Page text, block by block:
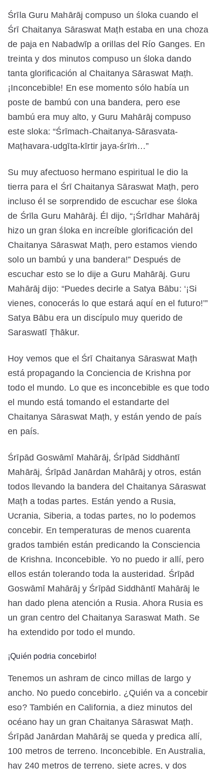
se
Oculta
en
Sri
Chaitanya
Saraswat
Śrīla Guru Mahārāj compuso un śloka cuando el
Śrī Chaitanya Sāraswat Maṭh estaba en una choza
de paja en Nabadwīp a orillas del Río Ganges. En
treinta y dos minutos compuso un śloka dando
tanta glorificación al Chaitanya Sāraswat Maṭh.
¡Inconcebible! En ese momento sólo había un
poste de bambú con una bandera, pero ese
bambú era muy alto, y Guru Mahārāj compuso
este sloka: “Śrīmach-Chaitanya-Sārasvata-
Maṭhavara-udgīta-kīrtir jaya-śrīṁ…”
Su muy afectuoso hermano espiritual le dio la
tierra para el Śrī Chaitanya Sāraswat Maṭh, pero
incluso él se sorprendido de escuchar ese śloka
de Śrīla Guru Mahārāj. Él dijo, “¡Śrīdhar Mahārāj
hizo un gran śloka en increíble glorificación del
Chaitanya Sāraswat Maṭh, pero estamos viendo
solo un bambú y una bandera!” Después de
escuchar esto se lo dije a Guru Mahārāj. Guru
Mahārāj dijo: “Puedes decirle a Satya Bābu: ‘¡Si
vienes, conocerás lo que estará aquí en el futuro!’”
Satya Bābu era un discípulo muy querido de
Saraswatī Ṭhākur.
Hoy vemos que el Śrī Chaitanya Sāraswat Maṭh
está propagando la Conciencia de Krishna por
todo el mundo. Lo que es inconcebible es que todo
el mundo está tomando el estandarte del
Chaitanya Sāraswat Maṭh, y están yendo de país
en país.
Śrīpād Goswāmī Mahārāj, Śrīpād Siddhāntī
Mahārāj, Śrīpād Janārdan Mahārāj y otros, están
todos llevando la bandera del Chaitanya Sāraswat
Maṭh a todas partes. Están yendo a Rusia,
Ucrania, Siberia, a todas partes, no lo podemos
concebir. En temperaturas de menos cuarenta
grados también están predicando la Consciencia
de Krishna. Inconcebible. Yo no puedo ir allí, pero
ellos están tolerando toda la austeridad. Śrīpād
Goswāmī Mahārāj y Śrīpād Siddhāntī Mahārāj le
han dado plena atención a Rusia. Ahora Rusia es
un gran centro del Chaitanya Saraswat Math. Se
ha extendido por todo el mundo.
¡Quién podria concebirlo!
Tenemos un ashram de cinco millas de largo y
ancho. No puedo concebirlo. ¿Quién va a concebir
eso? También en California, a diez minutos del
océano hay un gran Chaitanya Sāraswat Maṭh.
Śrīpād Janārdan Mahārāj se queda y predica allí,
100 metros de terreno. Inconcebible. En Australia,
hay 240 metros de terreno, siete acres, y dos